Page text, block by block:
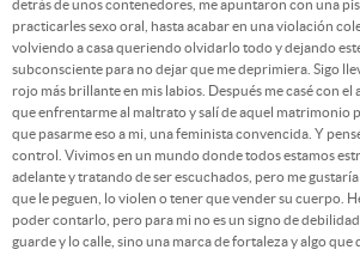
detrás de unos contenedores, me apuntaron con una
practicarles sexo oral, hasta acabar en una violación
volviendo a casa queriendo olvidarlo todo y dejando
subconsciente para no dejar que me deprimiera. Sigo
rojo más brillante en mis labios. Después me casé con
que enfrentarme al maltrato y salí de aquel matrimonio
que pasarme eso a mi, una feminista convencida. Y
control. Vivimos en un mundo donde todos estamos
adelante y tratando de ser escuchados, pero me
que le peguen, lo violen o tener que vender su cuerpo.
poder contarlo, pero para mi no es un signo de
guarde y lo calle, sino una marca de fortaleza y algo que